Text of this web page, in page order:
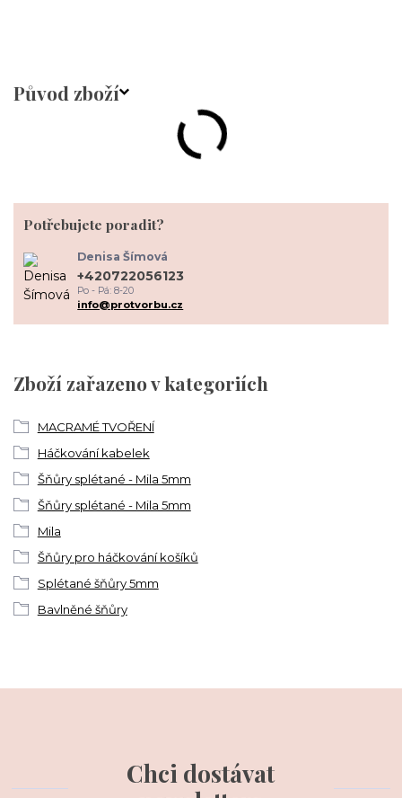
Původ zboží
Zboží zařazeno v kategoriích
MACRAMÉ TVOŘENÍ
Háčkování kabelek
Šňůry splétané - Mila 5mm
Šňůry splétané - Mila 5mm
Mila
Šňůry pro háčkování košíků
Splétané šňůry 5mm
Bavlněné šňůry
Potřebujete poradit?
Denisa Šímová
+420722056123
Po - Pá: 8-20
info@protvorbu.cz
Chci dostávat